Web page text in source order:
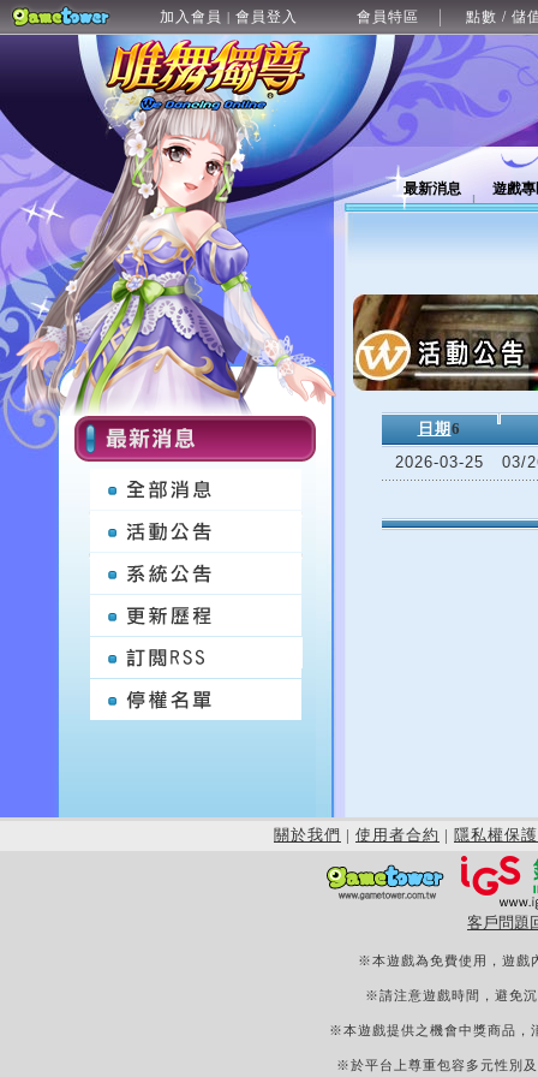
加入會員 | 會員登入 會員特區 點數 / 儲
最新消息 遊戲
日期 6
2026-03-25
03/
關於我們 | 使用者合約 | 隱私權保護
客戶問題
※本遊戲為免費使用，遊戲
※請注意遊戲時間，避免
※本遊戲提供之機會中獎商品，
※於平台上尊重包容多元性別